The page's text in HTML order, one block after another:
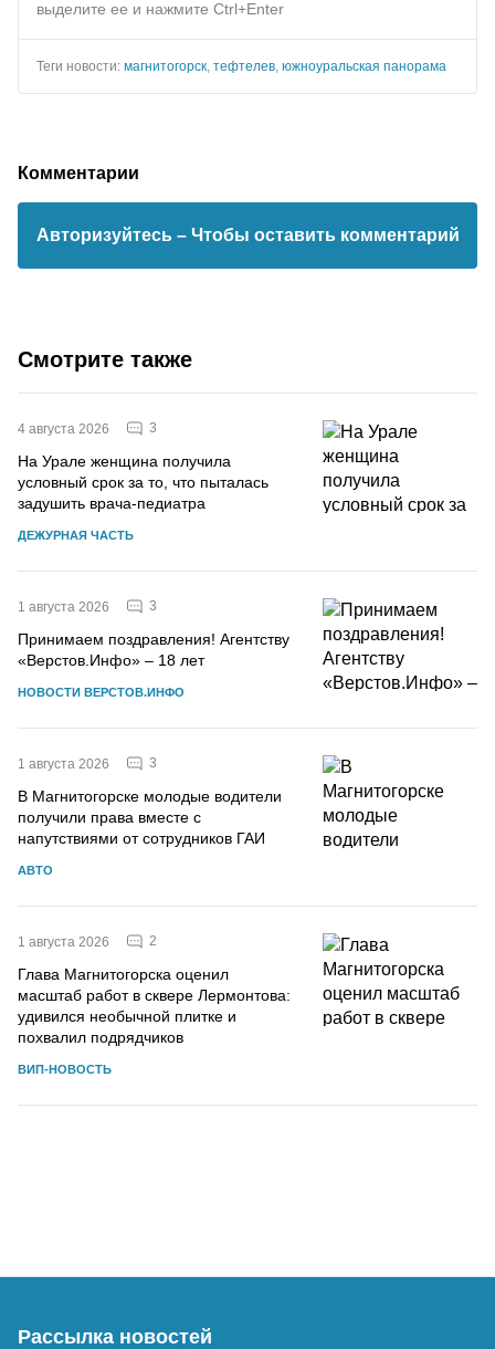
выделите ее и нажмите Ctrl+Enter
Теги новости: магнитогорск тефтелев южноуральская панорама
Комментарии
Авторизуйтесь – Чтобы оставить комментарий
Смотрите также
4 августа 2026 3
На Урале женщина получила
условный срок за то, что пыталась
задушить врача-педиатра
ДЕЖУРНАЯ ЧАСТЬ
1 августа 2026 3
Принимаем поздравления! Агентству
«Верстов.Инфо» – 18 лет
НОВОСТИ ВЕРСТОВ.ИНФО
1 августа 2026 3
В Магнитогорске молодые водители
получили права вместе с
напутствиями от сотрудников ГАИ
АВТО
1 августа 2026 2
Глава Магнитогорска оценил
масштаб работ в сквере Лермонтова:
удивился необычной плитке и
похвалил подрядчиков
ВИП-НОВОСТЬ
Рассылка новостей